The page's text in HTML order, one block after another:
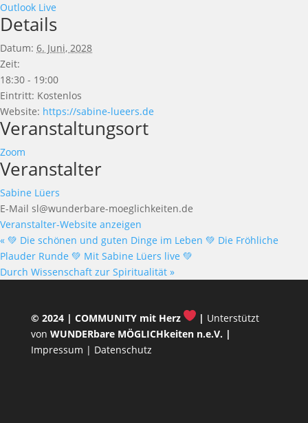
Outlook Live
Details
Datum: 6. Juni, 2028
Zeit:
18:30 - 19:00
Eintritt: Kostenlos
Website: https://sabine-lueers.de
Veranstaltungsort
Zoom
Veranstalter
Sabine Lüers
E-Mail sl@wunderbare-moeglichkeiten.de
Veranstalter-Website anzeigen
« 💚 Die schönen und guten Dinge im Leben 💚 Die Fröhliche
Plauder Runde 💚 Mit Sabine Lüers live 💚
Durch Wissenschaft zur Spiritualität »
© 2024 | COMMUNITY mit Herz | Unterstützt
von WUNDERbare MÖGLICHkeiten n.e.V. |
Impressum | Datenschutz